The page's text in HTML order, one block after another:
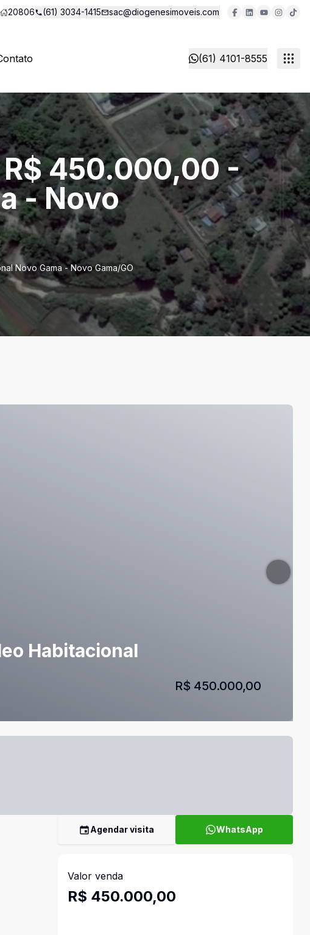
20806 (61) 3034-1415 sac@diogenesimoveis.com
(61) 4101-8555
R$ 450.000,00 -
- Novo
Novo Gama - Novo Gama/GO
Habitacional
R$ 450.000,00
Agendar visita WhatsApp
Valor venda
R$ 450.000,00